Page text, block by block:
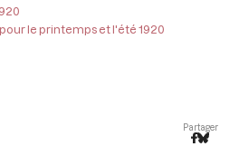
le printemps et l'été 1920
Partager